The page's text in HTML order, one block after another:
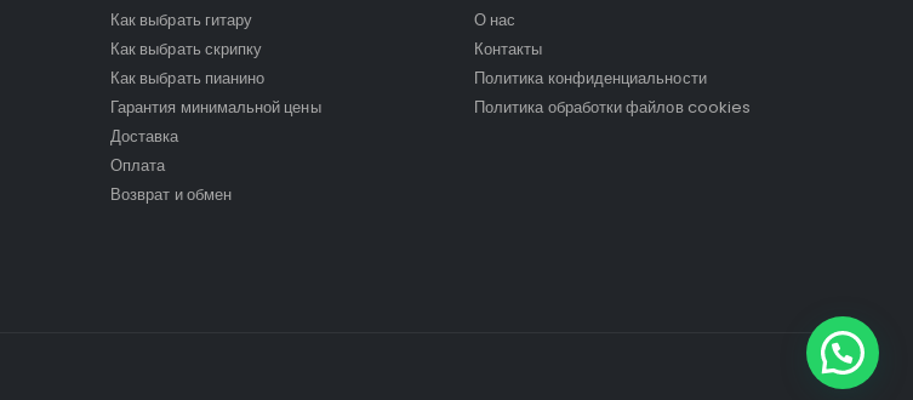
Как выбрать гитару
Как выбрать скрипку
Как выбрать пианино
Гарантия минимальной цены
Доставка
Оплата
Возврат и обмен
О нас
Контакты
Политика конфиденциальности
Политика обработки файлов cookies